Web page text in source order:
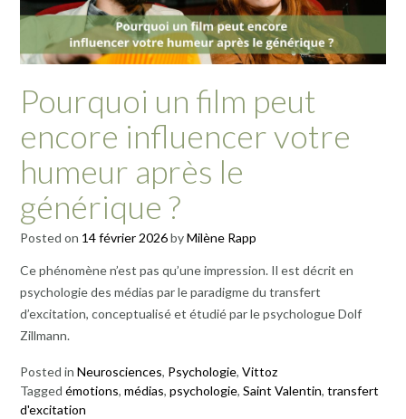
Pourquoi un film peut
encore influencer votre
humeur après le
générique ?
Posted on 14 février 2026byMilène Rapp
Ce phénomène n’est pas qu’une impression. Il est décrit en
psychologie des médias par le paradigme du transfert
d’excitation, conceptualisé et étudié par le psychologue Dolf
Zillmann.
Posted in Neurosciences, Psychologie, Vittoz
Tagged émotions, médias, psychologie, Saint Valentin, transfert
d'excitation